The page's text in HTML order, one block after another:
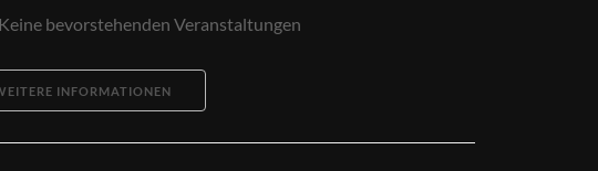
bevorstehenden Veranstaltungen
INFORMATIONEN